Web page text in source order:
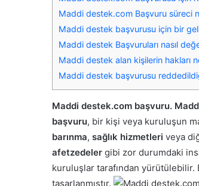
Maddi destek.com Başvuru süreci
Maddi destek başvurusu için bir gelir
Maddi destek Başvuruları nasıl
Maddi destek alan kişilerin hakları
Maddi destek başvurusu
Maddi destek.com başvuru.
başvuru, bir kişi veya kuruluşun
barınma, sağlık hizmetleri veya
afetzedeler gibi zor durumdaki
kuruluşlar tarafından yürütülebilir.
tasarlanmıştır.